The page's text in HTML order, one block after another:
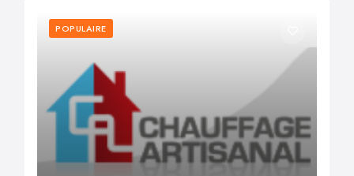
POPULAIRE